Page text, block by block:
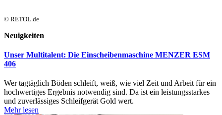
© RETOL.de
Neuigkeiten
Unser Multitalent: Die Einscheibenmaschine MENZER ESM
406
Wer tagtäglich Böden schleift, weiß, wie viel Zeit und Arbeit für ein
hochwertiges Ergebnis notwendig sind. Da ist ein leistungsstarkes
und zuverlässiges Schleifgerät Gold wert.
Mehr lesen